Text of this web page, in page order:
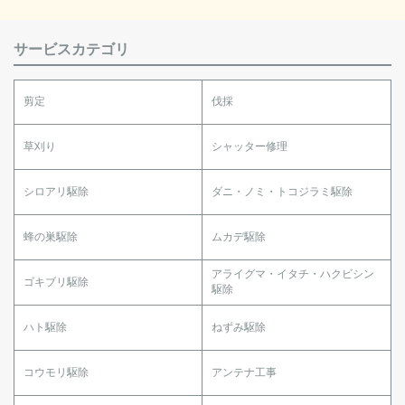
サービスカテゴリ
剪定 伐採
草刈り シャッター修理
シロアリ駆除 ダニ・ノミ・トコジラミ駆除
蜂の巣駆除 ムカデ駆除
ゴキブリ駆除
アライグマ・イタチ・ハクビシン
駆除
ハト駆除 ねずみ駆除
コウモリ駆除 アンテナ工事